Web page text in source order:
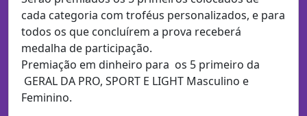
cada categoria com troféus personalizados, e para
todos os que concluírem a prova receberá
medalha de participação.
Premiação em dinheiro para os 5 primeiro da
GERAL DA PRO, SPORT E LIGHT Masculino e
Feminino.